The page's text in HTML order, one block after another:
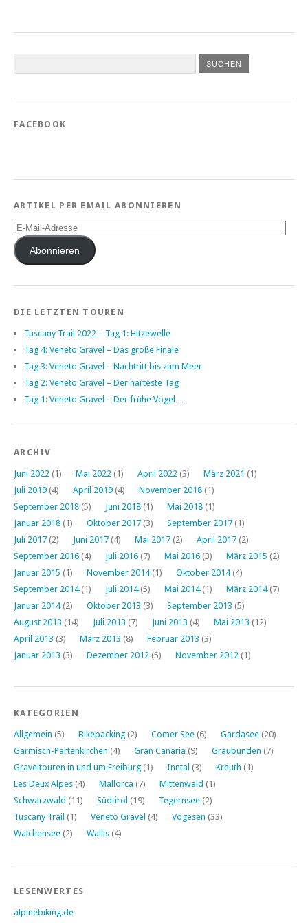
FACEBOOK
ARTIKEL PER EMAIL ABONNIEREN
E-
Mail-
AdresseAbonnieren
DIE LETZTEN TOUREN
Tuscany Trail 2022 – Tag 1: Hitzewelle
Tag 4: Veneto Gravel – Das große Finale
Tag 3: Veneto Gravel – Nachtritt bis zum Meer
Tag 2: Veneto Gravel – Der härteste Tag
Tag 1: Veneto Gravel – Der frühe Vogel…
ARCHIV
Juni 2022 (1) Mai 2022 (1) April 2022 (3) März 2021 (1)
Juli 2019 (4) April 2019 (4) November 2018 (1)
September 2018 (5) Juni 2018 (1) Mai 2018 (1)
Januar 2018 (1) Oktober 2017 (3) September 2017 (1)
Juli 2017 (2) Juni 2017 (4) Mai 2017 (2) April 2017 (2)
September 2016 (4) Juli 2016 (7) Mai 2016 (3) März 2015 (2)
Januar 2015 (1) November 2014(1) Oktober 2014(4)
September 2014(1) Juli 2014(5) Mai 2014(1) März 2014(7)
Januar 2014(2) Oktober 2013 (3) September 2013 (5)
August 2013 (14) Juli 2013 (7) Juni 2013 (4) Mai 2013 (12)
April 2013 (3) März 2013 (8) Februar 2013 (3)
Januar 2013 (3) Dezember 2012 (5) November 2012 (1)
KATEGORIEN
Allgemein (5) Bikepacking (2) Comer See (6) Gardasee (20)
Garmisch-Partenkirchen (4) Gran Canaria (9) Graubünden (7)
Graveltouren in und um Freiburg (1) Inntal (3) Kreuth (1)
Les Deux Alpes (4) Mallorca (7) Mittenwald (1)
Schwarzwald (11) Südtirol (19) Tegernsee (2)
Tuscany Trail (1) Veneto Gravel (4) Vogesen (33)
Walchensee (2) Wallis (4)
LESENWERTES
alpinebiking.de